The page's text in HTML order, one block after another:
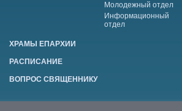
Молодежный отдел
Информационный
отдел
ХРАМЫ ЕПАРХИИ
РАСПИСАНИЕ
ВОПРОС СВЯЩЕННИКУ